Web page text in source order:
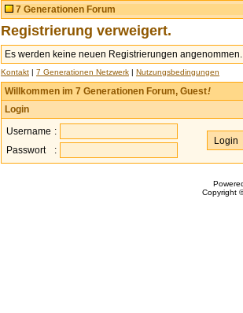
7 Generationen Forum
Registrierung verweigert.
Es werden keine neuen Registrierungen angenommen.
Kontakt | 7 Generationen Netzwerk | Nutzungsbedingungen
Willkommen im 7 Generationen Forum, Guest!
Login
Username :
Passwort
:
Copyright